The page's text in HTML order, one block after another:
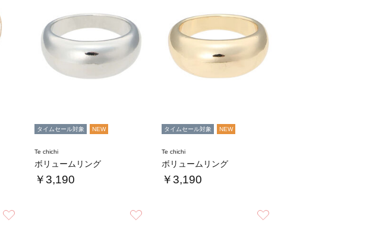
タイムセール対象 NEW
Te chichi
ボリュームリング
￥3,190
タイムセール対象 NEW
Te chichi
ボリュームリング
￥3,190